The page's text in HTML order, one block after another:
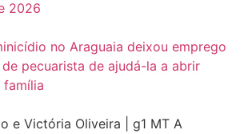
2026
e Victória Oliveira | g1 MT A